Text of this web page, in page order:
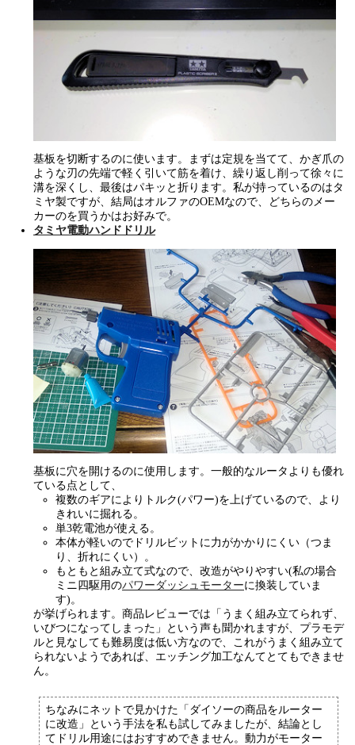
基板を切断するのに使います。まずは定規を当てて、かぎ爪の
ような刃の先端で軽く引いて筋を着け、繰り返し削って徐々に
溝を深くし、最後はパキッと折ります。私が持っているのはタ
ミヤ製ですが、結局はオルファのOEMなので、どちらのメー
カーのを買うかはお好みで。
タミヤ電動ハンドドリル
基板に穴を開けるのに使用します。一般的なルータよりも優れ
ている点として、
複数のギアによりトルク(パワー)を上げているので、より
きれいに掘れる。
単3乾電池が使える。
本体が軽いのでドリルビットに力がかかりにくい（つま
り、折れにくい）。
もともと組み立て式なので、改造がやりやすい(私の場合
ミニ四駆用のパワーダッシュモーターに換装していま
す)。
が挙げられます。商品レビューでは「うまく組み立てられず、
いびつになってしまった」という声も聞かれますが、プラモデ
ルと見なしても難易度は低い方なので、これがうまく組み立て
られないようであれば、エッチング加工なんてとてもできませ
ん。
ちなみにネットで見かけた「ダイソーの商品をルーター
に改造」という手法を私も試してみましたが、結論とし
てドリル用途にはおすすめできません。動力がモーター